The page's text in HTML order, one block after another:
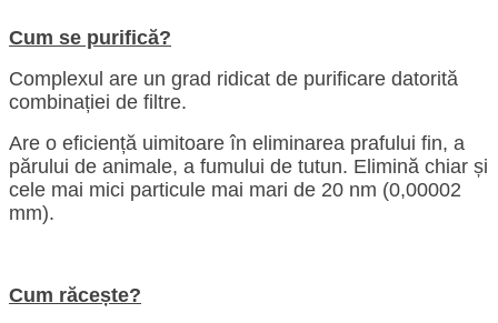
Cum se purifică?
Complexul are un grad ridicat de purificare datorită
combinației de filtre.
Are o eficiență uimitoare în eliminarea prafului fin, a
părului de animale, a fumului de tutun. Elimină chiar și
cele mai mici particule mai mari de 20 nm (0,00002
mm).
Cum răcește?